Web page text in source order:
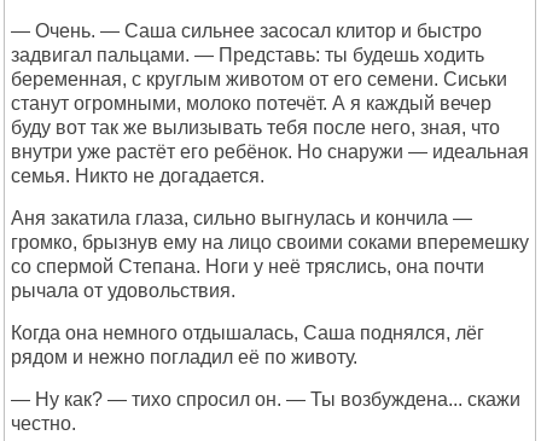
— Очень. — Саша сильнее засосал клитор и быстро
задвигал пальцами. — Представь: ты будешь ходить
беременная, с круглым животом от его семени. Сиськи
станут огромными, молоко потечёт. А я каждый вечер
буду вот так же вылизывать тебя после него, зная, что
внутри уже растёт его ребёнок. Но снаружи — идеальная
семья. Никто не догадается.
Аня закатила глаза, сильно выгнулась и кончила —
громко, брызнув ему на лицо своими соками вперемешку
со спермой Степана. Ноги у неё тряслись, она почти
рычала от удовольствия.
Когда она немного отдышалась, Саша поднялся, лёг
рядом и нежно погладил её по животу.
— Ну как? — тихо спросил он. — Ты возбуждена... скажи
честно.